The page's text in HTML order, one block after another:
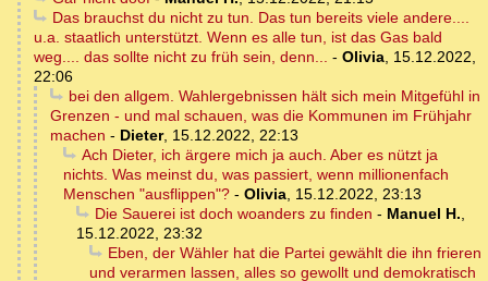
Das brauchst du nicht zu tun. Das tun bereits viele andere....
u.a. staatlich unterstützt. Wenn es alle tun, ist das Gas bald
weg.... das sollte nicht zu früh sein, denn... - Olivia, 15.12.2022,
22:06
bei den allgem. Wahlergebnissen hält sich mein Mitgefühl in
Grenzen - und mal schauen, was die Kommunen im Frühjahr
machen - Dieter, 15.12.2022, 22:13
Ach Dieter, ich ärgere mich ja auch. Aber es nützt ja
nichts. Was meinst du, was passiert, wenn millionenfach
Menschen "ausflippen"? - Olivia, 15.12.2022, 23:13
Die Sauerei ist doch woanders zu finden - Manuel H.,
15.12.2022, 23:32
Eben, der Wähler hat die Partei gewählt die ihn frieren
und verarmen lassen, alles so gewollt und demokratisch